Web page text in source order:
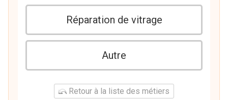
Réparation de vitrage
Autre
Retour à la liste des métiers